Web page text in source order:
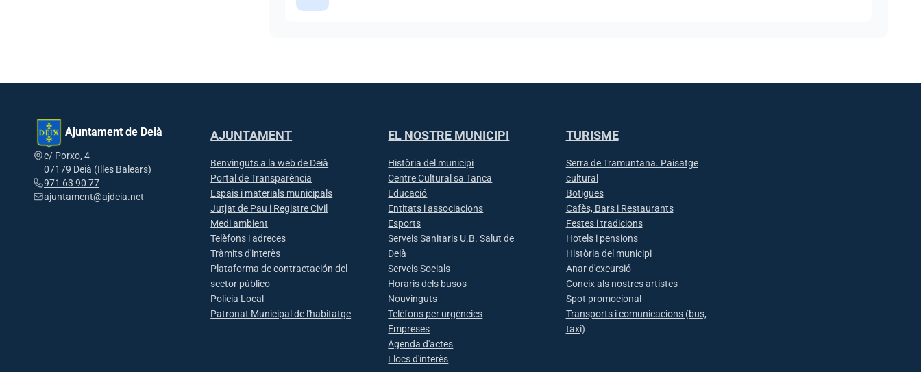
Ajuntament de Deià
c/ Porxo, 4
07179 Deià (Illes Balears)
971 63 90 77
ajuntament@ajdeia.net
AJUNTAMENT
Benvinguts a la web de Deià
Portal de Transparència
Espais i materials municipals
Jutjat de Pau i Registre Civil
Medi ambient
Telèfons i adreces
Tràmits d'interès
Plataforma de contractación del
sector público
Policia Local
Patronat Municipal de l'habitatge
EL NOSTRE MUNICIPI
Història del municipi
Centre Cultural sa Tanca
Educació
Entitats i associacions
Esports
Serveis Sanitaris U.B. Salut de
Deià
Serveis Socials
Horaris dels busos
Nouvinguts
Telèfons per urgències
Empreses
Agenda d'actes
Llocs d'interès
TURISME
Serra de Tramuntana. Paisatge
cultural
Botigues
Cafès, Bars i Restaurants
Festes i tradicions
Hotels i pensions
Història del municipi
Anar d'excursió
Coneix als nostres artistes
Spot promocional
Transports i comunicacions (bus,
taxi)